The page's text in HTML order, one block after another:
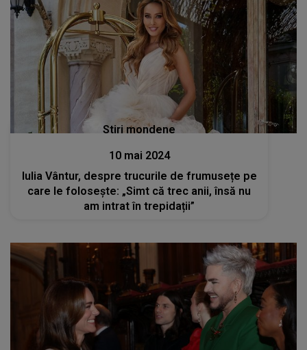
Stiri mondene
10 mai 2024
Iulia Vântur, despre trucurile de frumusețe pe
care le folosește: „Simt că trec anii, însă nu
am intrat în trepidații”